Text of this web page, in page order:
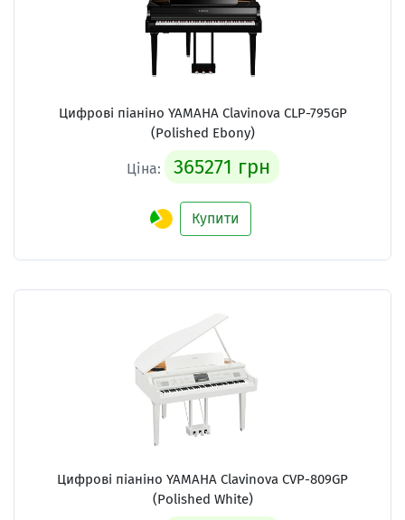
Цифрові піаніно YAMAHA Clavinova CLP-795GP
(Polished Ebony)
Ціна: 365271 грн
Купити
Цифрові піаніно YAMAHA Clavinova CVP-809GP
(Polished White)